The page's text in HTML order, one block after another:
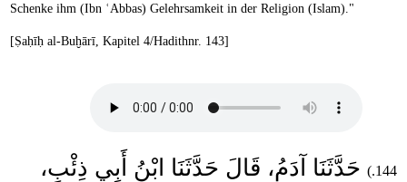
Schenke ihm (Ibn ʿAbbas) Gelehrsamkeit in der Religion (Islam)."
[Ṣaḥīḥ al-Buḫārī, Kapitel 4/Hadithnr. 143]
144.)
حَدَّثَنَا آدَمُ، قَالَ حَدَّثَنَا ابْنُ أَبِي ذِئْبٍ،